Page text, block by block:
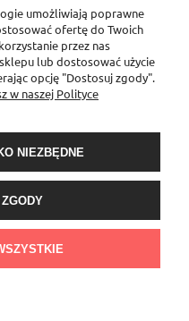
76/78, 02-626 Warszawa, woj.
nia.pl
umożliwiają poprawne
ofertę do Twoich
przez nas
lub dostosować użycie
opcję "Dostosuj zgody".
w naszej Polityce
NIEZBĘDNE